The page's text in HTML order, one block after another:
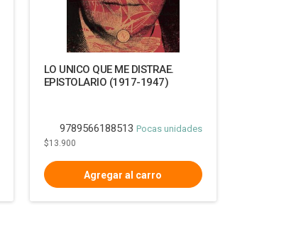
LO UNICO QUE ME DISTRAE.
EPISTOLARIO (1917-1947)
9789566188513 Pocas unidades
$13.900